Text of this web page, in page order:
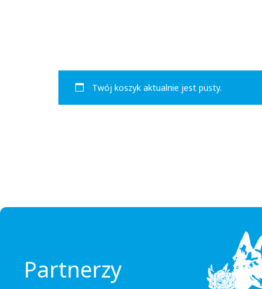
Twój koszyk aktualnie jest pusty.
Partnerzy